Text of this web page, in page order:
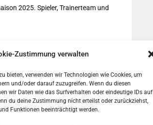
Zustimmung verwalten
bieten, verwenden wir Technologien wie Cookies, um
und/oder darauf zuzugreifen. Wenn du diesen
wir Daten wie das Surfverhalten oder eindeutige IDs auf
du deine Zustimmung nicht erteilst oder zurückziehst,
Funktionen beeinträchtigt werden.
2025. Spieler, Trainerteam und
weiter – bereit für neue